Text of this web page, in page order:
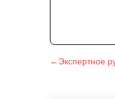
←Экспертное